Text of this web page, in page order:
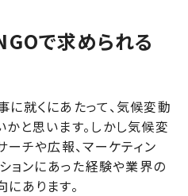
で求められる
就くにあたって、気候変動
と思います。しかし気候変
ーチや広報、マーケティン
ションにあった経験や業界の
あります。